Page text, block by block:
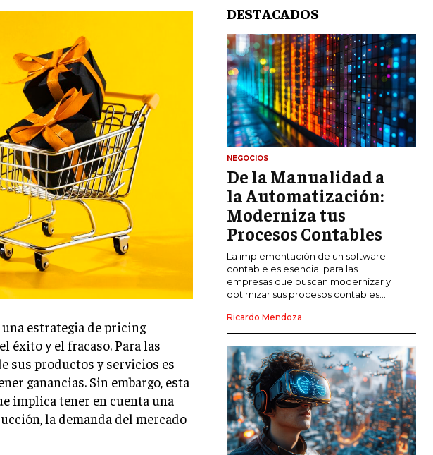
LIFESTYLE
MARKETING
ESTRATEGIAS DE MARKETING
AGENCIAS DE POSICIONAMIENTO WEB
SEO
VENTA DE ENLACES
MARKETING DIGITAL
PUBLICIDAD
VENTAS Y PERSUASIÓN
GESTIÓN DE PRODUCTOS
COMUNICACIÓN CORPORATIVA
estrategia de pricing
éxito y el fracaso. Para las
sus productos y servicios es
ganancias. Sin embargo, esta
implica tener en cuenta una
la demanda del mercado
DESTACADOS
NEGOCIOS
De la Manualidad a
la Automatización:
Moderniza tus
Procesos Contables
La implementación de un software
contable es esencial para las
empresas que buscan modernizar y
optimizar sus procesos contables....
Ricardo Mendoza